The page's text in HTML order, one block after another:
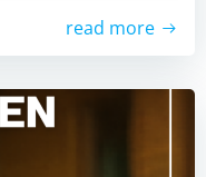
read more